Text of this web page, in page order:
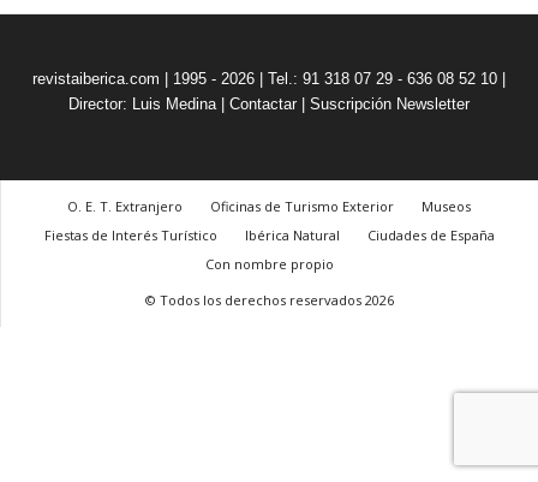
revistaiberica.com | 1995 - 2026 | Tel.: 91 318 07 29 - 636 08 52 10 |
Director: Luis Medina| Contactar Suscripción Newsletter
O. E. T. Extranjero Oficinas de Turismo Exterior
Museos
Fiestas de Interés Turístico
Ibérica Natural
Ciudades de España
Con nombre propio
© Todos los derechos reservados 2026